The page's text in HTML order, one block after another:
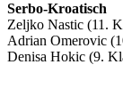
Serbo-Kroatisch
Zeljko Nastic (11.
Adrian Omerovic
Denisa Hokic (9.